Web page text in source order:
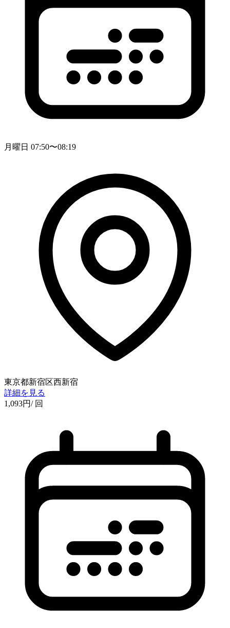
月曜日 07:50〜08:19
東京都新宿区西新宿
詳細を見る
1,093円/ 回